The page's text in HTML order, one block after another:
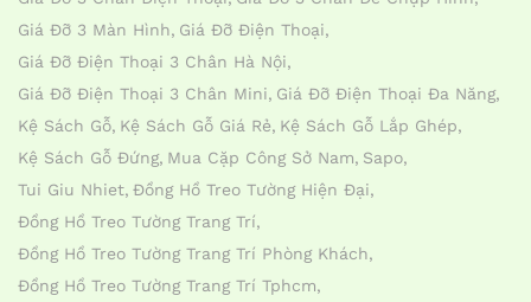
Giá Đỡ 3 Màn Hình Giá Đỡ Điện Thoại
Giá Đỡ Điện Thoại 3 Chân Hà Nội
Giá Đỡ Điện Thoại 3 Chân Mini Giá Đỡ Điện Thoại Đa Năng
Kệ Sách Gỗ Kệ Sách Gỗ Giá Rẻ Kệ Sách Gỗ Lắp Ghép
Kệ Sách Gỗ Đứng Mua Cặp Công Sở Nam Sapo
Tui Giu Nhiet Đồng Hồ Treo Tường Hiện Đại
Đồng Hồ Treo Tường Trang Trí
Đồng Hồ Treo Tường Trang Trí Phòng Khách
Đồng Hồ Treo Tường Trang Trí Tphcm